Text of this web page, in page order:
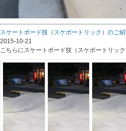
スケートボード技（スケボートリック）のご
2015-10-21
こちらにスケートボード技（スケボートリッ